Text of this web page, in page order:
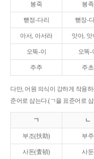
봉죽 봉족
뻗정-다리 뻗장-
아서, 아서라 앗아, 앗
오뚝-이 오똑-
주추 주초
다만, 어원 의식이 강하게 작용
준어로 삼는다.(ㄱ을 표준어로
ㄱ ㄴ
부조(扶助) 부주
사돈(査頓) 사둔